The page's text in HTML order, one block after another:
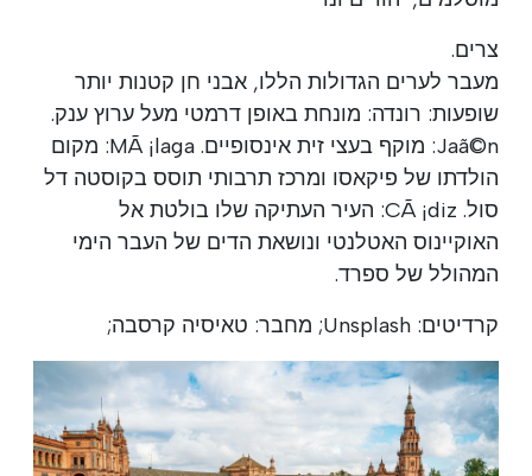
צרים.
מעבר לערים הגדולות הללו, אבני חן קטנות יותר
שופעות: רונדה: מונחת באופן דרמטי מעל ערוץ ענק.
Jaã©n: מוקף בעצי זית אינסופיים. MÃ ¡laga: מקום
הולדתו של פיקאסו ומרכז תרבותי תוסס בקוסטה דל
סול. CÃ ¡diz: העיר העתיקה שלו בולטת אל
האוקיינוס האטלנטי ונושאת הדים של העבר הימי
המהולל של ספרד.
קרדיטים: Unsplash; מחבר: טאיסיה קרסבה;